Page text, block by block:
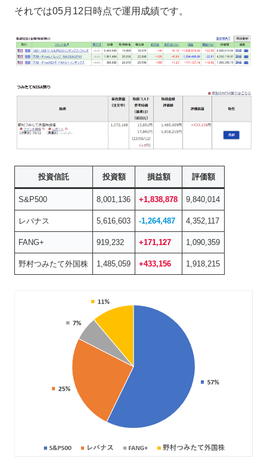
それでは05月12日時点で運用成績です。
投資信託 投資額 損益額 評価額
S&P500 8,001,136 +1,838,878 9,840,014
レバナス 5,616,603 -1,264,487 4,352,117
FANG+ 919,232 +171,127 1,090,359
野村つみたて外国株 1,485,059 +433,156 1,918,215